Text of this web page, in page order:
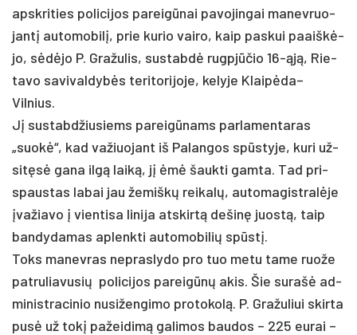
ap­skri­ties po­li­ci­jos pa­reigū­nai pa­vo­jin­gai ma­nev­ruo­
jantį au­to­mo­bilį, prie ku­rio vai­ro, kaip pa­skui paaiškė­
jo, sėdėjo P. Gra­žu­lis, su­stabdė rugpjū­čio 16-ąją, Rie­
ta­vo sa­vi­val­dybės te­ri­to­ri­jo­je, ke­ly­je Klaipėda–
Vilnius.
Jį su­stabd­žiu­siems pa­reigū­nams par­la­men­ta­ras
„suokė“, kad va­žiuo­jant iš Pa­lan­gos spūsty­je, ku­ri už­
sitęsė ga­na ilgą laiką, jį ėmė šauk­ti gam­ta. Tad pri­
spaus­tas la­bai jau že­miškų rei­kalų, au­to­ma­gist­ralė­je
įva­žia­vo į vien­ti­sa li­ni­ja at­skirtą de­šinę juostą, taip
ban­dy­da­mas ap­lenk­ti au­to­mo­bi­lių spūstį.
Toks ma­nev­ras ne­pras­ly­do pro tuo me­tu ta­me ruo­že
pa­tru­lia­vu­sių po­li­ci­jos pa­reigūnų akis. Šie su­rašė ad­
mi­nist­ra­ci­nio nu­si­žen­gi­mo pro­to­kolą. P. Gra­žu­liui skir­ta
pusė už tokį pa­žei­dimą ga­li­mos bau­dos – 225 eu­rai –